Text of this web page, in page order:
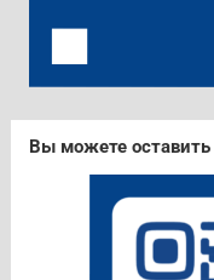
Вы можете оставить